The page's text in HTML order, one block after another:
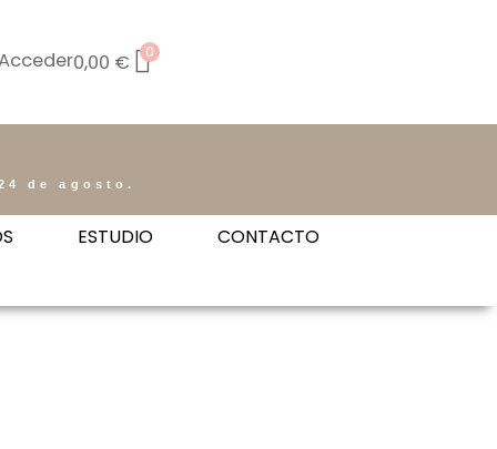
0,00 € 0
de agosto.
ESTUDIO CONTACTO